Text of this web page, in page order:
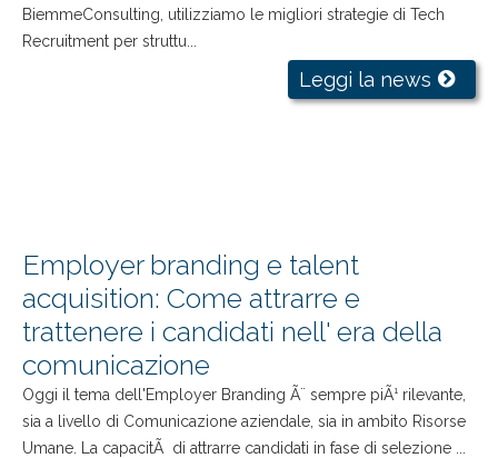
BiemmeConsulting, utilizziamo le migliori strategie di Tech
Recruitment per struttu...
Leggi la news
Employer branding e talent
acquisition: Come attrarre e
trattenere i candidati nell' era della
comunicazione
Oggi il tema dell'Employer Branding Ã¨ sempre piÃ¹ rilevante,
sia a livello di Comunicazione aziendale, sia in ambito Risorse
Umane. La capacitÃ di attrarre candidati in fase di selezione ...